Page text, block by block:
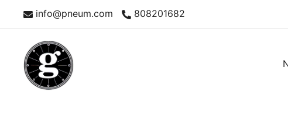
info@pneum.com 808201682